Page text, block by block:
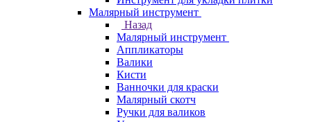
Малярный инструмент
Назад
Малярный инструмент
Аппликаторы
Валики
Кисти
Ванночки для краски
Малярный скотч
Ручки для валиков